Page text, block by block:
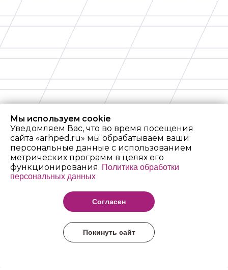
Архангельский
педагогический
колледж имени Р.Е.
Шаниной
Мы используем cookie
Уведомляем Вас, что во время посещения
сайта «arhped.ru» мы обрабатываем ваши
персональные данные с использованием
метрических программ в целях его
функционирования. Политика обработки
персональных данных
Согласен
Покинуть сайт